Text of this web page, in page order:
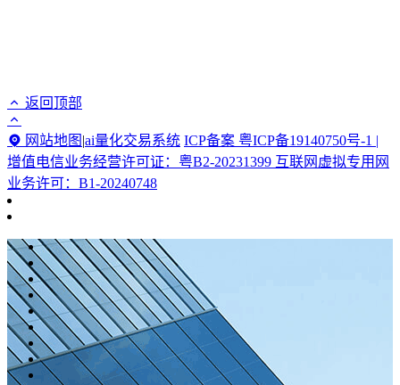
返回顶部
网站地图 |ai量化交易系统 ICP备案 粤ICP备19140750号-1 |
增值电信业务经营许可证：粤B2-20231399 互联网虚拟专用网
业务许可：B1-20240748